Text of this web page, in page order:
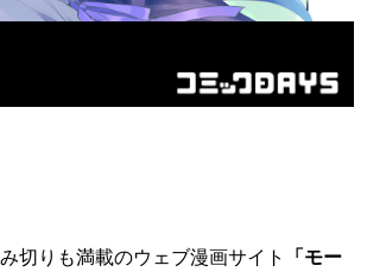
切りも満載のウェブ漫画サイト
「モー